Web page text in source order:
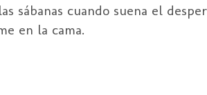
sábanas cuando suena el
en la cama.